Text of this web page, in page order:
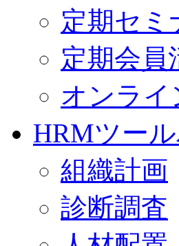
定期セミ
定期会員
オンライ
HRMツー
組織計画
診断調査